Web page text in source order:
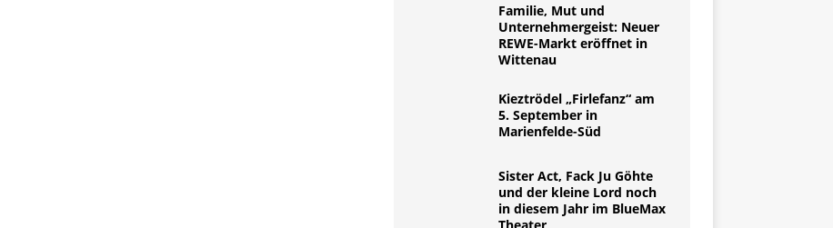
Familie, Mut und
Unternehmergeist: Neuer
REWE-Markt eröffnet in
Wittenau
Kieztrödel „Firlefanz“ am
5. September in
Marienfelde-Süd
Sister Act, Fack Ju Göhte
und der kleine Lord noch
in diesem Jahr im BlueMax
Theater